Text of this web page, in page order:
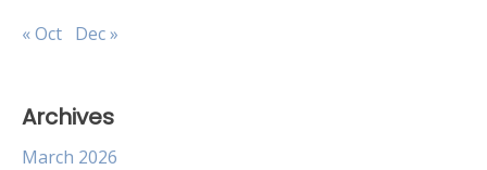
« Oct Dec »
Archives
March 2026